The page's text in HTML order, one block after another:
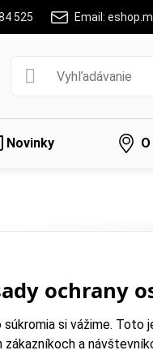
525 Email:
Novinky
ochrany
súkromia si vážime. Toto
zákazníkoch a